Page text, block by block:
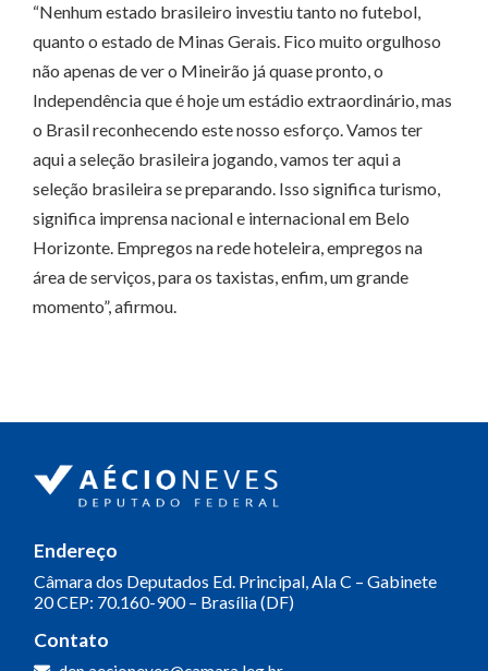
“Nenhum estado brasileiro investiu tanto no futebol,
quanto o estado de Minas Gerais. Fico muito orgulhoso
não apenas de ver o Mineirão já quase pronto, o
Independência que é hoje um estádio extraordinário, mas
o Brasil reconhecendo este nosso esforço. Vamos ter
aqui a seleção brasileira jogando, vamos ter aqui a
seleção brasileira se preparando. Isso significa turismo,
significa imprensa nacional e internacional em Belo
Horizonte. Empregos na rede hoteleira, empregos na
área de serviços, para os taxistas, enfim, um grande
momento”, afirmou.
Endereço
Câmara dos Deputados Ed. Principal, Ala C – Gabinete
20CEP: 70.160-900 – Brasília (DF)
Contato